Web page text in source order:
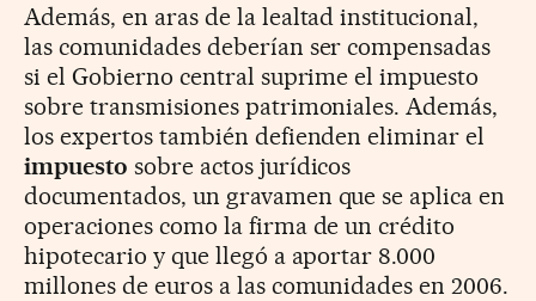
Además, en aras de la lealtad institucional,
las comunidades deberían ser compensadas
si el Gobierno central suprime el impuesto
sobre transmisiones patrimoniales. Además,
los expertos también defienden eliminar el
impuesto sobre actos jurídicos
documentados, un gravamen que se aplica en
operaciones como la firma de un crédito
hipotecario y que llegó a aportar 8.000
millones de euros a las comunidades en 2006.